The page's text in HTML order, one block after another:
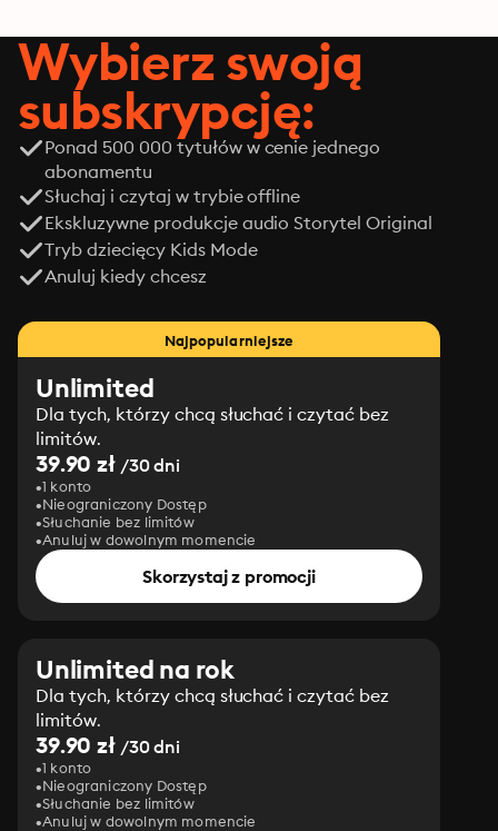
Wybierz swoją
subskrypcję:
Ponad 500 000 tytułów w cenie jednego
abonamentu
Słuchaj i czytaj w trybie offline
Ekskluzywne produkcje audio Storytel Original
Tryb dziecięcy Kids Mode
Anuluj kiedy chcesz
Najpopularniejsze
Unlimited
Dla tych, którzy chcą słuchać i czytać bez
limitów.
39.90 zł/30 dni
1 konto
Nieograniczony Dostęp
Słuchanie bez limitów
Anuluj w dowolnym momencie
Skorzystaj z promocji
Unlimited na rok
Dla tych, którzy chcą słuchać i czytać bez
limitów.
39.90 zł/30 dni
1 konto
Nieograniczony Dostęp
Słuchanie bez limitów
Anuluj w dowolnym momencie